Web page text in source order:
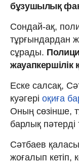
бұзушылық
Сондай-ақ,
тұрғындардан
сұрады.
жауапкершілік
Еске салсақ,
куәгері оқиға
Оның сөзінше,
барлық
Сәтбаев
жоғалып кетіп,